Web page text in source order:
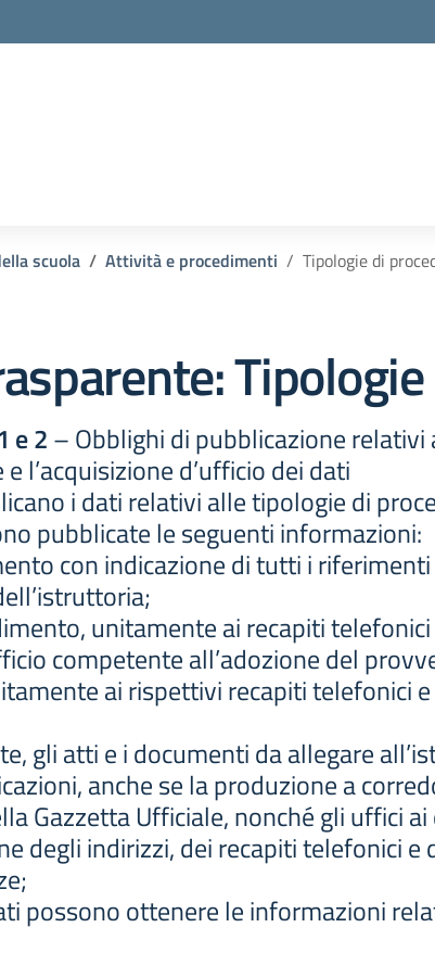
scuola Attività e procedimenti Tipologie di
e 2– Obblighi di pubblicazione
l’acquisizione d’ufficio dei dati
i dati relativi alle tipologie di
pubblicate le seguenti informazioni:
con indicazione di tutti i
unitamente ai recapiti
competente all’adozione del
ai rispettivi recapiti telefonici
gli atti e i documenti da allegare
anche se la produzione a
Gazzetta Ufficiale, nonché gli uffici
degli indirizzi, dei recapiti telefonici
possono ottenere le informazioni